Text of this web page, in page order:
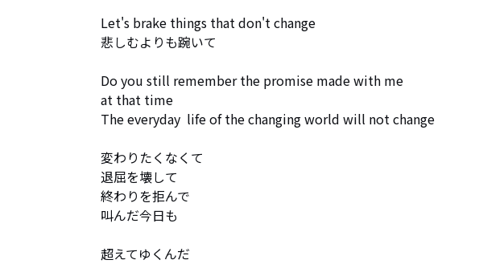
Let's brake things that don't change
悲しむよりも踠いて
Do you still remember the promise made with me
at that time
The everyday  life of the changing world will not change
変わりたくなくて
退屈を壊して
終わりを拒んで
叫んだ今日も
超えてゆくんだ